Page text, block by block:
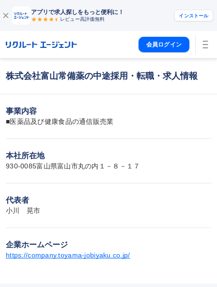
アプリで求人探しをもっと便利に！
レビュー高評価無料
インストール
会員ログイン
株式会社富山常備薬の中途採用・転職・求人情報
事業内容
■医薬品及び健康食品の通信販売業
本社所在地
930-0085富山県富山市丸の内１－８－１７
代表者
小川　晃市
企業ホームページ
https://company.toyama-jobiyaku.co.jp/